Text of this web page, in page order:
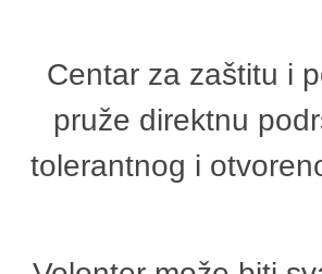
Centar za zaštitu i
pruže direktnu
tolerantnog i